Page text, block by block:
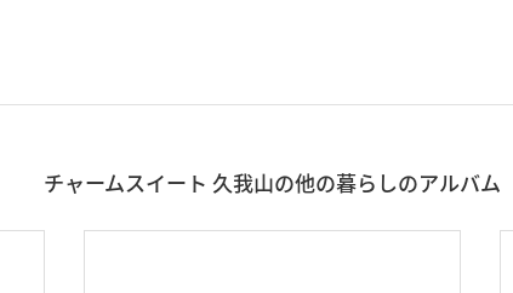
チャームスイート 久我山の他の暮らしのアルバム